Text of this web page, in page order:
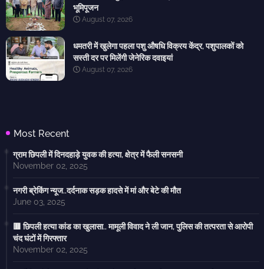
भूमिपूजन
August 07, 2026
धमतरी में खुलेगा पहला पशु औषधि विक्रय केंद्र, पशुपालकों को
सस्ती दर पर मिलेंगी जेनेरिक दवाइयां
August 07, 2026
Most Recent
ग्राम छिपली में दिनदहाड़े युवक की हत्या, क्षेत्र में फैली सनसनी
November 02, 2025
नगरी ब्रेकिंग न्यूज..दर्दनाक सड़क हादसे में मां और बेटे की मौत
June 03, 2025
🟥 छिपली हत्या कांड का खुलासा.. मामूली विवाद ने ली जान, पुलिस की तत्परता से आरोपी
चंद घंटों में गिरफ्तार
November 02, 2025